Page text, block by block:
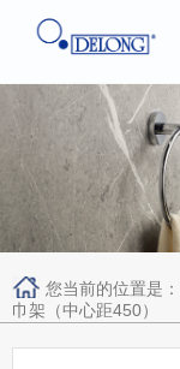
您当前的位置是：
巾架（中心距450）